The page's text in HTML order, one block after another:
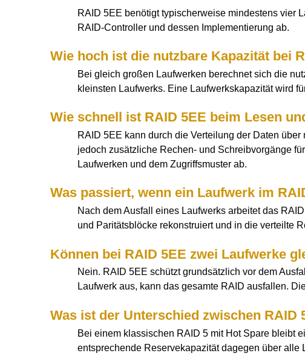
RAID 5EE benötigt typischerweise mindestens vier
RAID-Controller und dessen Implementierung ab.
Wie hoch ist die nutzbare Kapazität bei
Bei gleich großen Laufwerken berechnet sich die
kleinsten Laufwerks. Eine Laufwerkskapazität wird
Wie schnell ist RAID 5EE beim Lesen
RAID 5EE kann durch die Verteilung der Daten
jedoch zusätzliche Rechen- und Schreibvorgänge
Laufwerken und dem Zugriffsmuster ab.
Was passiert, wenn ein Laufwerk im
Nach dem Ausfall eines Laufwerks arbeitet das
und Paritätsblöcke rekonstruiert und in die verteilte
Können bei RAID 5EE zwei Laufwerke
Nein. RAID 5EE schützt grundsätzlich vor dem
Laufwerk aus, kann das gesamte RAID ausfallen.
Was ist der Unterschied zwischen RAID
Bei einem klassischen RAID 5 mit Hot Spare bleibt
entsprechende Reservekapazität dagegen über